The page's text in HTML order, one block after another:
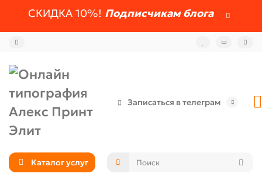
СКИДКА 10%! Подписчикам блога
Записаться в телеграм
Каталог услуг